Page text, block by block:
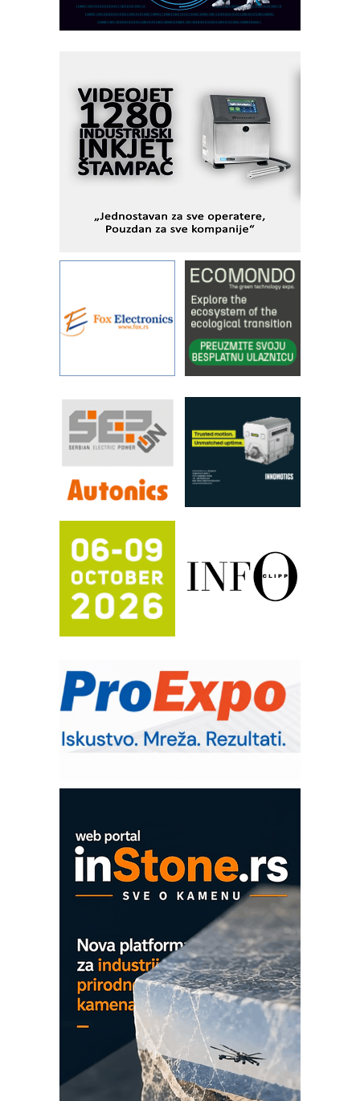
Razvoj asortimanskog pravca MINI-
PLC AKYTEC
MOTOMAN – NEXT-Robotika vođena
veštačkom inteligencijom
I.SAFE MOBILE revolucioniše
industrijsku automatizaciju
pionirskimmobile operator PANEL-OM
Fleksibilno stezanje i brzo
KIP KOP – napredna rešenja za
savremene industrijske i logističke
Alba d.o.o. – 35 godina preciznosti u
metrologiji i pametnim dozirnim
rešenjima
IBeRTIM - oprema za ispitivanje
STAUFF – Komponente koje
sistema
YAMADA pumpe – japanska
pouzdanost u transferu fluida
Filtration Group Industrial – Napredna
rešenja za filtraciju u hidrauličkim i
procesnim sistemima
FANUC: Najbolje za vašu pametnu
automatizaciju
Efikasno upravljanje energijom
Automatizacija pakovanja · Display
(Shelf-Ready) omotnice
Potpuna efikasnost bez složenih
Trajna oznaka kao dugoročna korist
Bezbednost na prvom mestu!
IB BLUMENAUER - više od 40 godina
poverenja u industriji
OBO sistemi mrežastih nosača kablova
Proizvodnja iC7 Hybrid 1500 VDC
mrežnog pretvarača sa tečnim
hlađenjem